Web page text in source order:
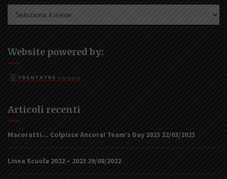
Website powered by:
Articoli recenti
Macoratti… Colpisce Ancora! Team’s Day 2023 22/03/2023
Linea Scuola 2022 – 2023 29/08/2022